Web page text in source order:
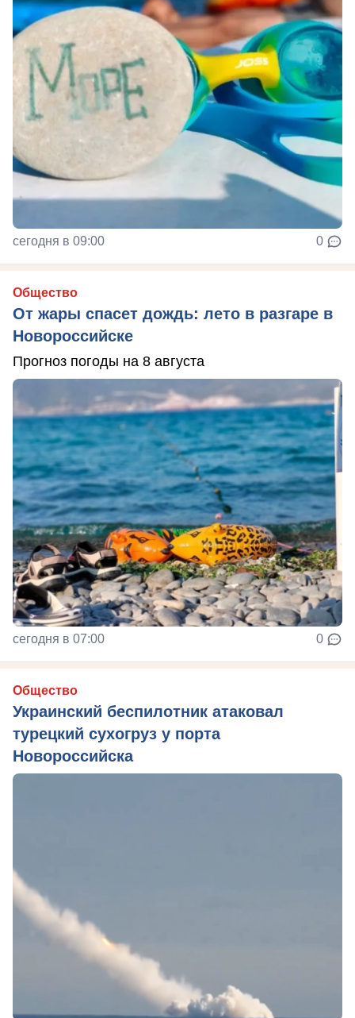
сегодня в 09:00 0
Общество
От жары спасет дождь: лето в разгаре в
Новороссийске
Прогноз погоды на 8 августа
сегодня в 07:00 0
Общество
Украинский беспилотник атаковал
турецкий сухогруз у порта
Новороссийска